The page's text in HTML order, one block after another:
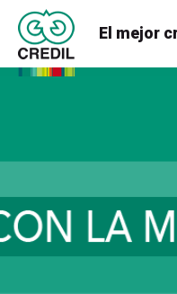
El mejor